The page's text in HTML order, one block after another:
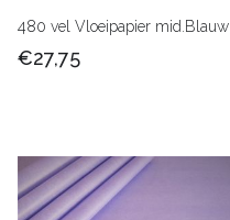
480 vel Vloeipapier mid.Blauw
€27,75